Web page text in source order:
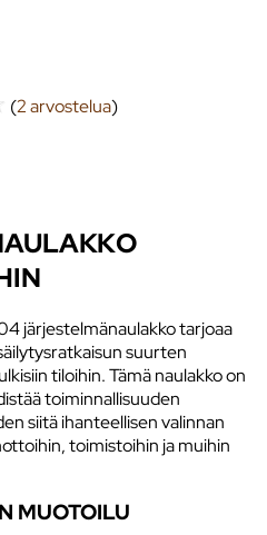
(2 arvostelua)
järjestelmänaulakko tarjoaa
suurten
tiloihin. Tämä naulakko on
toiminnallisuuden
siitä ihanteellisen valinnan
toimistoihin ja muihin
MUOTOILU